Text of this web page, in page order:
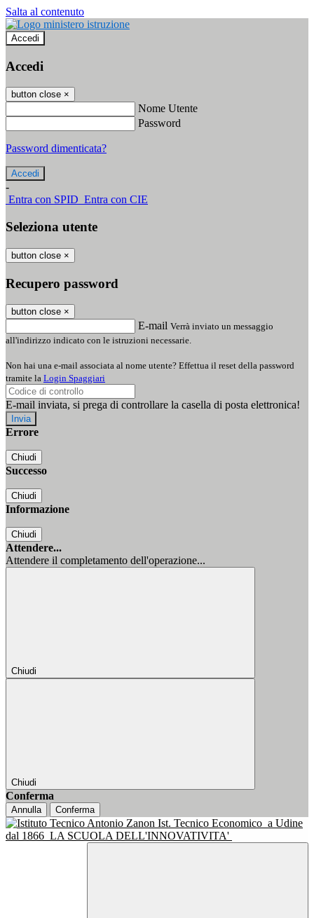
Salta al contenuto
Accedi
Accedi
button close ×
Nome Utente
Password
Password dimenticata?
-
Entra con SPID Entra con CIE
Seleziona utente
button close ×
Recupero password
button close ×
E-mail Verrà inviato un messaggio
all'indirizzo indicato con le istruzioni necessarie.
Non hai una e-mail associata al nome utente? Effettua il reset della password
tramite la Login Spaggiari
E-mail inviata, si prega di controllare la casella di posta elettronica!
Errore
Chiudi
Successo
Chiudi
Informazione
Chiudi
Attendere...
Attendere il completamento dell'operazione...
Chiudi
Chiudi
Conferma
Annulla Conferma
Ist. Tecnico Economico a Udine
dal 1866 LA SCUOLA DELL'INNOVATIVITA'